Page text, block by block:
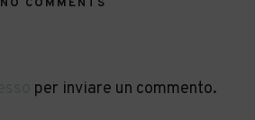
NO COMMENTS
per inviare un commento.